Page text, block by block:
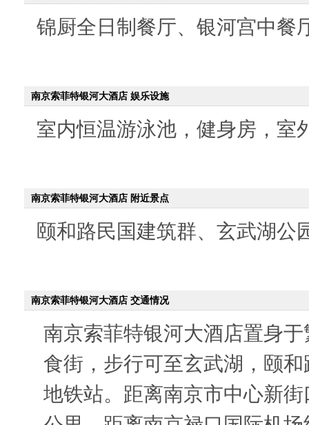
锦厨全日制餐厅、银河宫中餐
南京索菲特银河大酒店 娱乐设施
室内恒温游泳池，健身房，室
南京索菲特银河大酒店 附近景点
颐和路民国建筑群、玄武湖公
南京索菲特银河大酒店 交通情况
南京索菲特银河大酒店置身
食街，步行可至玄武湖，颐
地铁站。 距离南京市中心新